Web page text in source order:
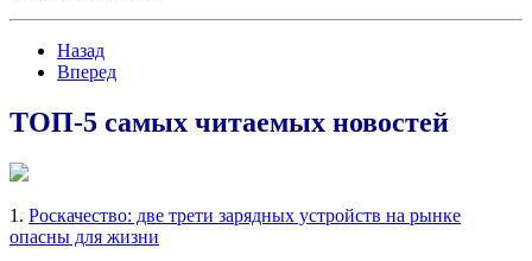
Назад
Вперед
ТОП-5 самых читаемых новостей
1. Роскачество: две трети зарядных устройств на рынке
опасны для жизни